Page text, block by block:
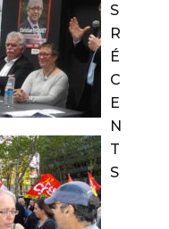
S
R
É
C
E
N
T
S